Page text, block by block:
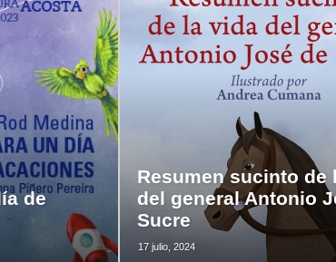
de
Resumen sucinto de
del general Antonio
Sucre
17 julio, 2024